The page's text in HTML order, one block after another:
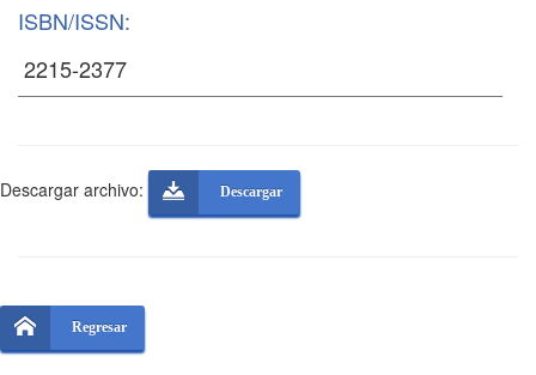
ISBN/ISSN:
Descargar archivo: Descargar
Regresar